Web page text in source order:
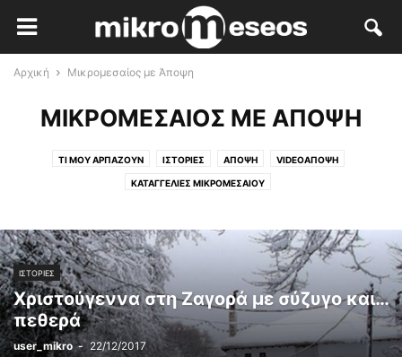
Αρχική Μικρομεσαίος με Άποψη
ΜΙΚΡΟΜΕΣΑΊΟΣ ΜΕ ΆΠΟΨΗ
ΤΙ ΜΟΥ ΑΡΠΆΖΟΥΝ ΙΣΤΟΡΊΕΣ ΆΠΟΨΗ VIDEOΆΠΟΨΗ
ΚΑΤΑΓΓΕΛΊΕΣ ΜΙΚΡΟΜΕΣΑΊΟΥ
ΙΣΤΟΡΊΕΣ
Χριστούγεννα στη Ζαγορά με σύζυγο και…
πεθερά
user_mikro - 22/12/2017